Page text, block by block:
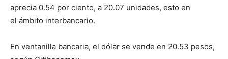
aprecia 0.54 por ciento, a 20.07 unidades, esto en
el ámbito interbancario.
En ventanilla bancaria, el dólar se vende en 20.53 pesos,